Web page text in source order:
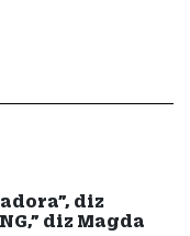
diz
diz Magda